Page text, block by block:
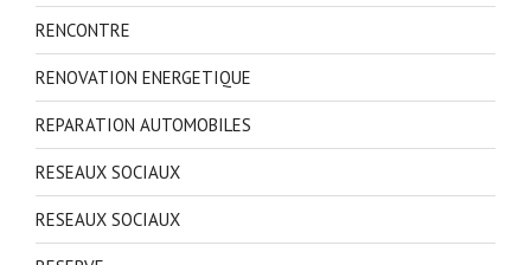
RENCONTRE
RENOVATION ENERGETIQUE
REPARATION AUTOMOBILES
RESEAUX SOCIAUX
RESEAUX SOCIAUX